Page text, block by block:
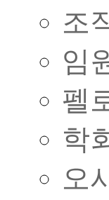
조
임
펠
학
오